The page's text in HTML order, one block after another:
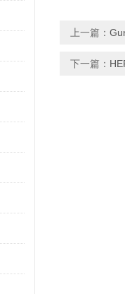
上一篇：
下一篇：